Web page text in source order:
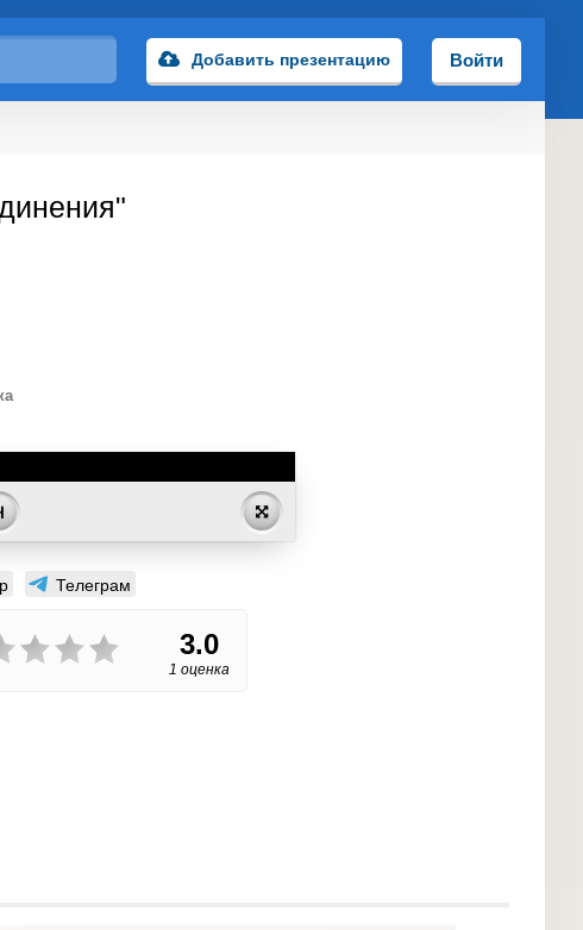
Добавить презентацию Войти
Телеграм
3.0
1 оценка